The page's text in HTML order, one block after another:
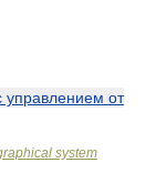
управлением от
system